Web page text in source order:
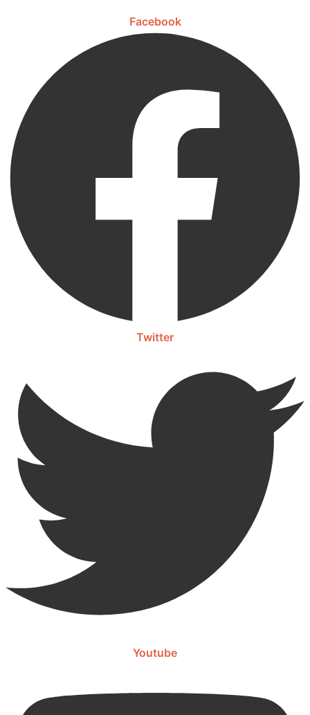
Facebook
Twitter
Youtube